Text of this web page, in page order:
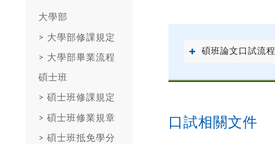
碩班論文口試流程
口試相關文件
大學部
> 大學部修課規定
> 大學部畢業流程
碩士班
> 碩士班修課規定
> 碩士班修業規章
> 碩士班抵免學分